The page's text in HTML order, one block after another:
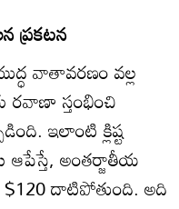
ప్రకటన
వాతావరణం వల్ల
రవాణా స్తంభించి
ఇలాంటి క్లిష్ట
అంతర్జాతీయ
దాటిపోతుంది. అది